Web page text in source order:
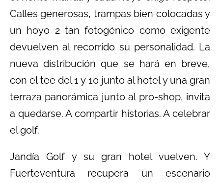
Calles generosas, trampas bien colocadas y
un hoyo 2 tan fotogénico como exigente
devuelven al recorrido su personalidad. La
nueva distribución que se hará en breve,
con el tee del 1 y 10 junto al hotel y una gran
terraza panorámica junto al pro-shop, invita
a quedarse. A compartir historias. A celebrar
el golf.
Jandía Golf y su gran hotel vuelven. Y
Fuerteventura recupera un escenario